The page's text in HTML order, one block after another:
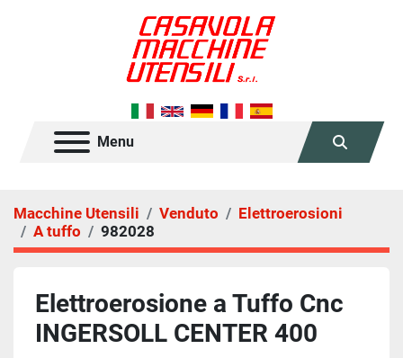
Menu
Cerca
Macchine Utensili Venduto
Elettroerosioni
A tuffo
982028
Elettroerosione a Tuffo Cnc
INGERSOLL CENTER 400